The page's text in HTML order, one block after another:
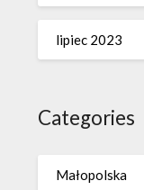
lipiec 2023
Categories
Małopolska